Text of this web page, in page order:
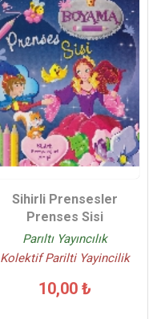
Sihirli Prensesler
Prenses Sisi
Parıltı Yayıncılık
Kolektif Parilti Yayincilik
10,00 ₺